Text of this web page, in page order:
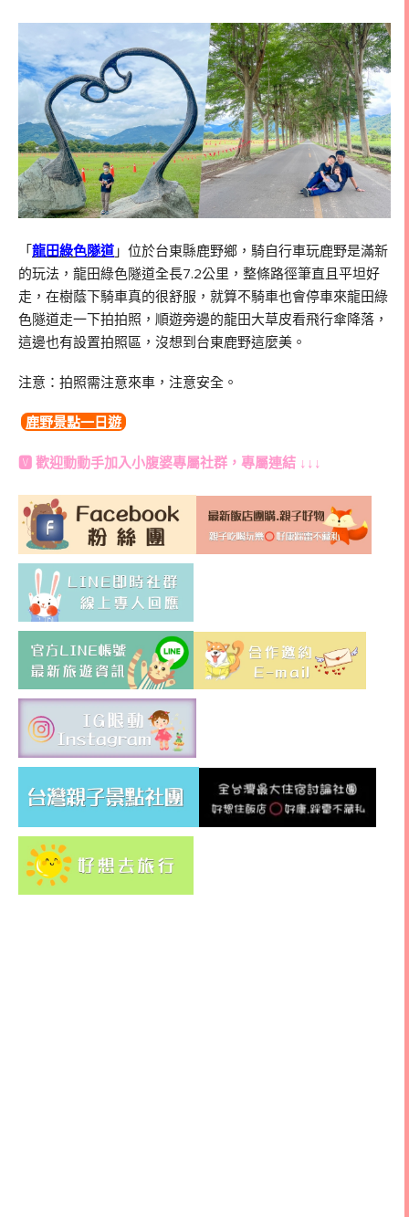
「龍田綠色隧道 」位於台東縣鹿野鄉，騎自行車玩鹿野是滿新
的玩法，龍田綠色隧道全長7.2公里，整條路徑筆直且平坦好
走，在樹蔭下騎車真的很舒服，就算不騎車也會停車來龍田綠
色隧道走一下拍拍照，順遊旁邊的龍田大草皮看飛行傘降落，
這邊也有設置拍照區，沒想到台東鹿野這麼美。
注意：拍照需注意來車，注意安全。
鹿野景點一日遊
🆅 歡迎動動手加入小腹婆專屬社群 ，專屬連結 ↓↓↓